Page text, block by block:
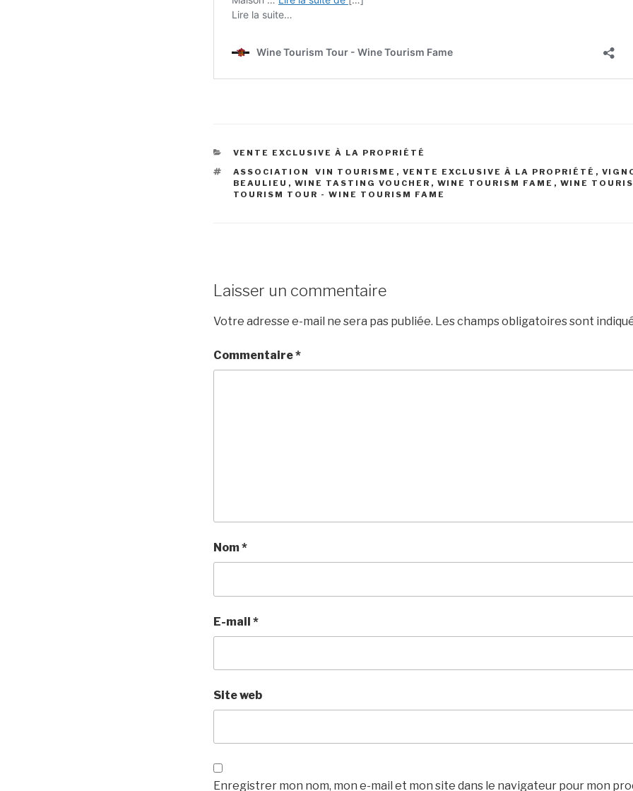
CATÉGORIES
VENTE EXCLUSIVE À LA PROPRIÉTÉ
ÉTIQUETTES
ASSOCIATION VIN TOURISME , VENTE EXCLUSIVE À LA PROPRIÉTÉ ,
BEAULIEU , WINE TASTING VOUCHER , WINE TOURISM FAME , WINE
TOURISM TOUR - WINE TOURISM FAME
Laisser un commentaire
Votre adresse e-mail ne sera pas publiée. Les champs obligatoires sont
Commentaire*
Nom*
E-mail *
Site web
Enregistrer mon nom, mon e-mail et mon site dans le navigateur pour mon